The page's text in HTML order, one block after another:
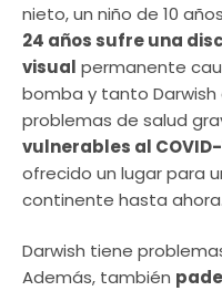
nieto, un niño de 10
24 años sufre una
visual permanente
bomba y tanto
problemas de salud
vulnerables al COVID-
ofrecido un lugar para
continente hasta ahora.
Darwish tiene
Además, también